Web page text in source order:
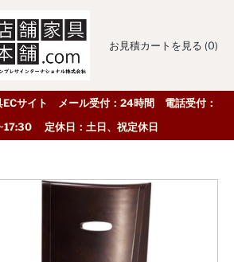
お見積カートを見る (0)
サイト メール受付：24時間 電話受付：
定休日：土日、祝定休日